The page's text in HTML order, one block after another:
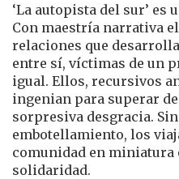
‘La autopista del sur’ es
Con maestría narrativa
relaciones que
entre sí, víctimas de un
igual. Ellos, recursivos
ingenian para superar
sorpresiva desgracia.
embotellamiento, los
comunidad en miniatura
solidaridad.